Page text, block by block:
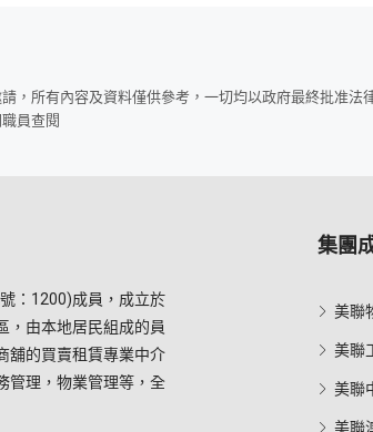
，所有內容及資料僅供參考，一切均以政府最終批准
員查閱
：1200)成員，成立於
，由本地居民組成的員
舖的買賣租賃專業中介
管理，物業管理等，全
集團
美聯
美聯
美聯
美聯